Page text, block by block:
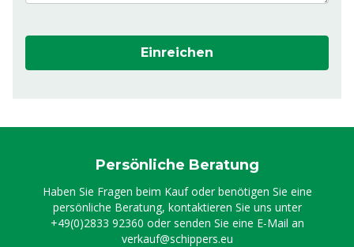
Einreichen
Persönliche Beratung
Haben Sie Fragen beim Kauf oder benötigen Sie eine
persönliche Beratung, kontaktieren Sie uns unter
+49(0)2833 92360 oder senden Sie eine E-Mail an
verkauf@schippers.eu